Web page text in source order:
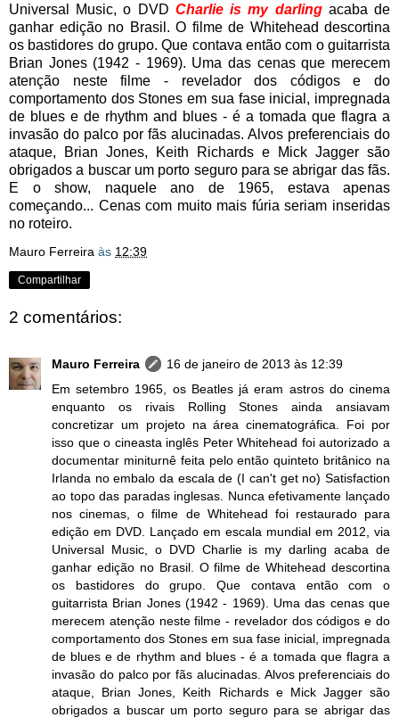
Universal Music, o DVD Charlie is my darling acaba de
ganhar edição no Brasil. O filme de Whitehead descortina
os bastidores do grupo. Que contava então com o guitarrista
Brian Jones (1942 - 1969). Uma das cenas que merecem
atenção neste filme - revelador dos códigos e do
comportamento dos Stones em sua fase inicial, impregnada
de blues e de rhythm and blues - é a tomada que flagra a
invasão do palco por fãs alucinadas. Alvos preferenciais do
ataque, Brian Jones, Keith Richards e Mick Jagger são
obrigados a buscar um porto seguro para se abrigar das fãs.
E o show, naquele ano de 1965, estava apenas
começando... Cenas com muito mais fúria seriam inseridas
no roteiro.
Mauro Ferreira às 12:39
Compartilhar
2 comentários:
Mauro Ferreira
16 de janeiro de 2013 às 12:39
Em setembro 1965, os Beatles já eram astros do cinema
enquanto os rivais Rolling Stones ainda ansiavam
concretizar um projeto na área cinematográfica. Foi por
isso que o cineasta inglês Peter Whitehead foi autorizado a
documentar miniturnê feita pelo então quinteto britânico na
Irlanda no embalo da escala de (I can't get no) Satisfaction
ao topo das paradas inglesas. Nunca efetivamente lançado
nos cinemas, o filme de Whitehead foi restaurado para
edição em DVD. Lançado em escala mundial em 2012, via
Universal Music, o DVD Charlie is my darling acaba de
ganhar edição no Brasil. O filme de Whitehead descortina
os bastidores do grupo. Que contava então com o
guitarrista Brian Jones (1942 - 1969). Uma das cenas que
merecem atenção neste filme - revelador dos códigos e do
comportamento dos Stones em sua fase inicial, impregnada
de blues e de rhythm and blues - é a tomada que flagra a
invasão do palco por fãs alucinadas. Alvos preferenciais do
ataque, Brian Jones, Keith Richards e Mick Jagger são
obrigados a buscar um porto seguro para se abrigar das